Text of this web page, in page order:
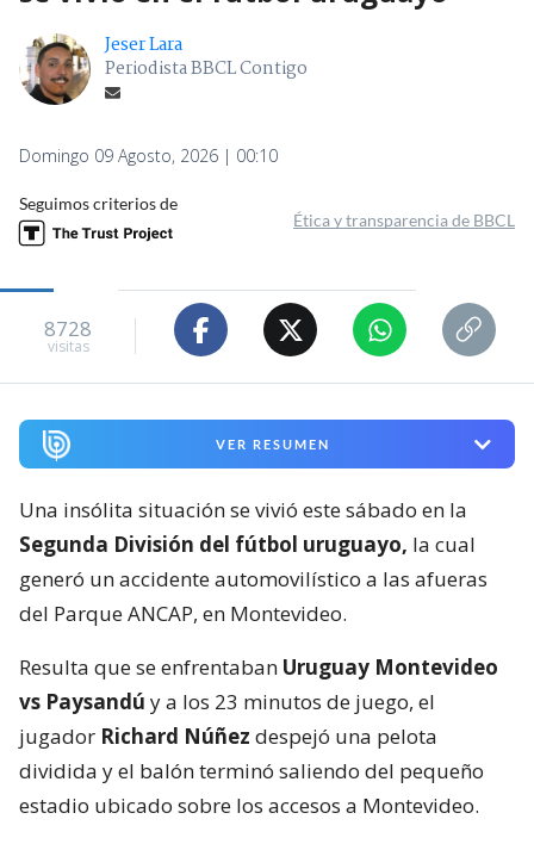
Jeser Lara
Periodista BBCL Contigo
Domingo 09 Agosto, 2026 | 00:10
Seguimos criterios de
Ética y transparencia de BBCL
8728
visitas
VER RESUMEN
Una insólita situación se vivió este sábado en la
Segunda División del fútbol uruguayo, la cual
generó un accidente automovilístico a las afueras
del Parque ANCAP, en Montevideo.
Resulta que se enfrentaban Uruguay Montevideo
vs Paysandú y a los 23 minutos de juego, el
jugador Richard Núñez despejó una pelota
dividida y el balón terminó saliendo del pequeño
estadio ubicado sobre los accesos a Montevideo.